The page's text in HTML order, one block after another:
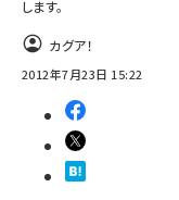
します。
カグア！
2012年7月23日 15:22